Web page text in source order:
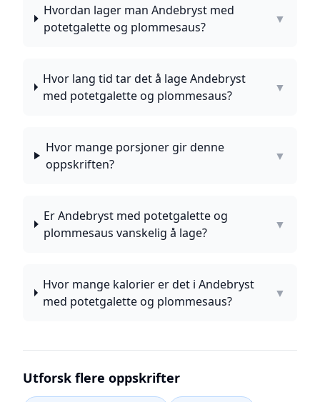
Hvordan lager man Andebryst med
potetgalette og plommesaus?
▼
Hvor lang tid tar det å lage Andebryst
med potetgalette og plommesaus?
▼
Hvor mange porsjoner gir denne
oppskriften?
▼
Er Andebryst med potetgalette og
plommesaus vanskelig å lage?
▼
Hvor mange kalorier er det i Andebryst
med potetgalette og plommesaus?
▼
Utforsk flere oppskrifter